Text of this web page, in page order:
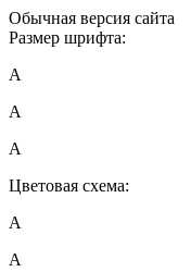
Обычная версия сайта
Размер шрифта:
A
A
A
Цветовая схема:
А
А